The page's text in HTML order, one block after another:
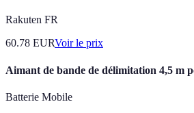
Rakuten FR
60.78 EURVoir le prix
Aimant de bande de délimitation 4,5 m
Batterie Mobile